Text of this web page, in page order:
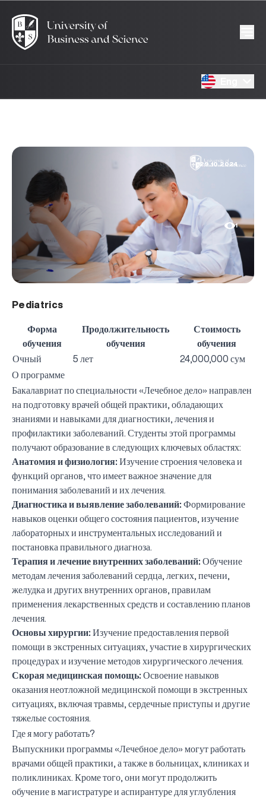
29.10.2024
1
Pediatrics
Форма
обучения
Продолжительность
обучения
Стоимость
обучения
Очный
5 лет
24,000,000 сум
О программе
Бакалавриат по специальности «Лечебное дело» направлен
на подготовку врачей общей практики, обладающих
знаниями и навыками для диагностики, лечения и
профилактики заболеваний. Студенты этой программы
получают образование в следующих ключевых областях:
Анатомия и физиология: Изучение строения человека и
функций органов, что имеет важное значение для
понимания заболеваний и их лечения.
Диагностика и выявление заболеваний: Формирование
навыков оценки общего состояния пациентов, изучение
лабораторных и инструментальных исследований и
постановка правильного диагноза.
Терапия и лечение внутренних заболеваний: Обучение
методам лечения заболеваний сердца, легких, печени,
желудка и других внутренних органов, правилам
применения лекарственных средств и составлению планов
лечения.
Основы хирургии: Изучение предоставления первой
помощи в экстренных ситуациях, участие в хирургических
процедурах и изучение методов хирургического лечения.
Скорая медицинская помощь: Освоение навыков
оказания неотложной медицинской помощи в экстренных
ситуациях, включая травмы, сердечные приступы и другие
тяжелые состояния.
Где я могу работать?
Выпускники программы «Лечебное дело» могут работать
врачами общей практики, а также в больницах, клиниках и
поликлиниках. Кроме того, они могут продолжить
обучение в магистратуре и аспирантуре для углубления